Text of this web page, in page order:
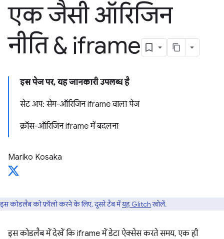
एक जैसी ऑरिजिन
नीति & iframe
इस पेज पर, यह जानकारी उपलब्ध है
सेट अप: सेम-ऑरिजिन iframe वाला पेज
क्रॉस-ऑरिजिन iframe में बदलना
Mariko Kosaka
इस कोडलैब को फ़ॉलो करने के लिए, दूसरे टैब मेंयह Glitchखोलें.
इस कोडलैब में देखें कि iframe में डेटा ऐक्सेस करते समय, एक ही